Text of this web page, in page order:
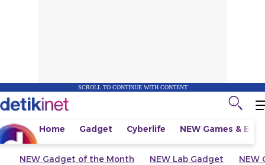
SCROLL TO CONTINUE WITH CONTENT
Home Gadget Cyberlife NEW Games &
NEW Gadget of the Month NEW Lab Gadget NEW